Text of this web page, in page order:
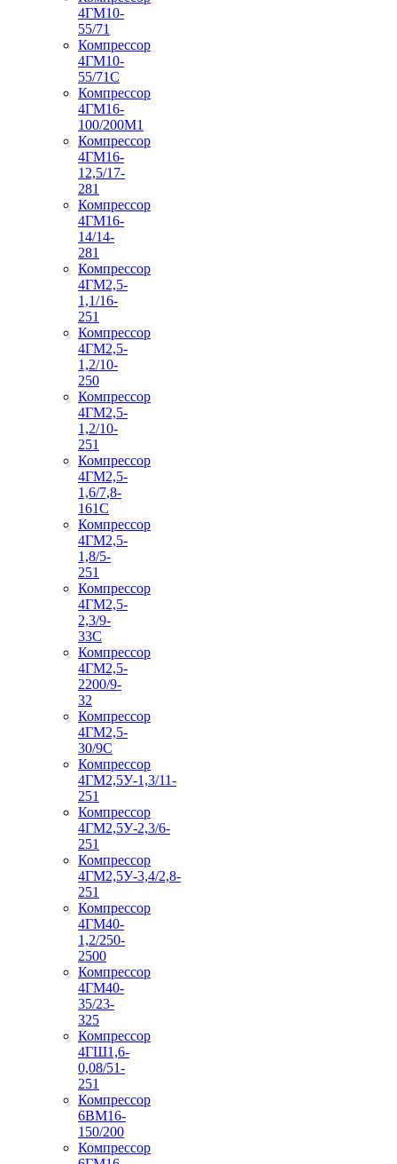
4ГМ10-
55/71
Компрессор
4ГМ10-
55/71С
Компрессор
4ГМ16-
100/200М1
Компрессор
4ГМ16-
12,5/17-
281
Компрессор
4ГМ16-
14/14-
281
Компрессор
4ГМ2,5-
1,1/16-
251
Компрессор
4ГМ2,5-
1,2/10-
250
Компрессор
4ГМ2,5-
1,2/10-
251
Компрессор
4ГМ2,5-
1,6/7,8-
161С
Компрессор
4ГМ2,5-
1,8/5-
251
Компрессор
4ГМ2,5-
2,3/9-
33С
Компрессор
4ГМ2,5-
2200/9-
32
Компрессор
4ГМ2,5-
30/9С
Компрессор
4ГМ2,5У-1,3/11-
251
Компрессор
4ГМ2,5У-2,3/6-
251
Компрессор
4ГМ2,5У-3,4/2,8-
251
Компрессор
4ГМ40-
1,2/250-
2500
Компрессор
4ГМ40-
35/23-
325
Компрессор
4ГШ1,6-
0,08/51-
251
Компрессор
6ВМ16-
150/200
Компрессор